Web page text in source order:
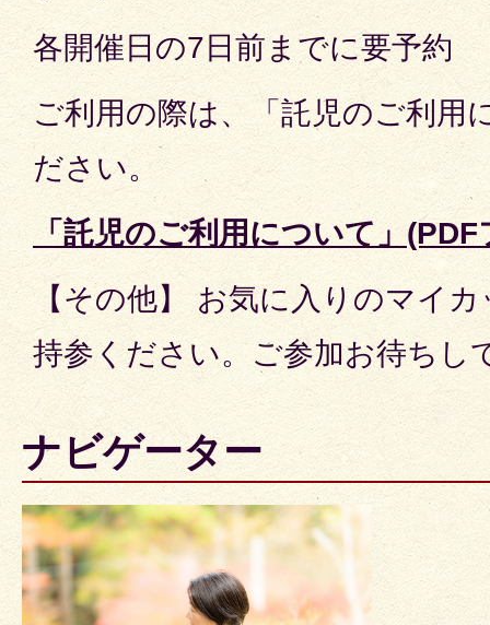
各開催日の7日前までに要予約
ご利用の際は、「託児のご利用
ださい。
「託児のご利用について」
【その他】 お気に入りのマイ
持参ください。ご参加お待ちし
ナビゲーター